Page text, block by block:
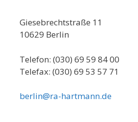
Giesebrechtstraße 11
10629 Berlin
Telefon: (030) 69 59 84 00
Telefax: (030) 69 53 57 71
berlin@ra-hartmann.de